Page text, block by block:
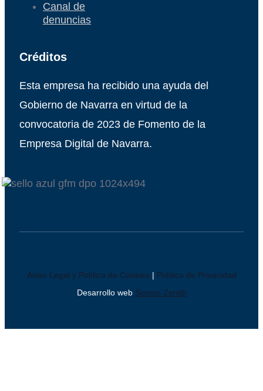
Canal de
denuncias
Créditos
Esta empresa ha recibido una ayuda del
Gobierno de Navarra en virtud de la
convocatoria de 2023 de Fomento de la
Empresa Digital de Navarra.
Aviso Legal y Política de Cookies | Política de Privacidad
Desarrollo web Somos Zenith